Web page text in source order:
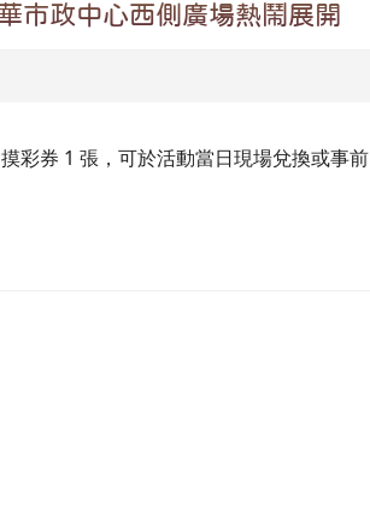
市政中心西側廣場熱鬧展開
彩券 1 張，可於活動當日現場兌換或事前